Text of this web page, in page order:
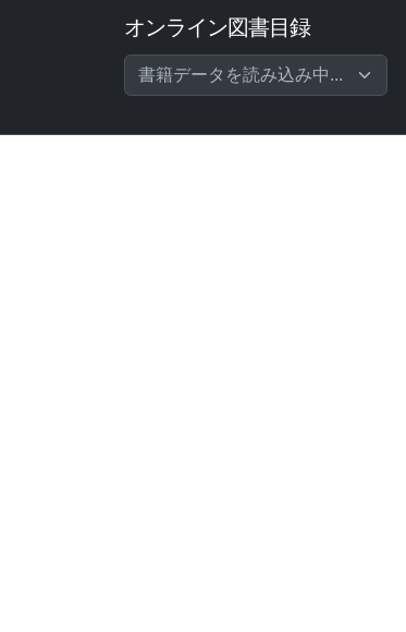
オンライン図書目録